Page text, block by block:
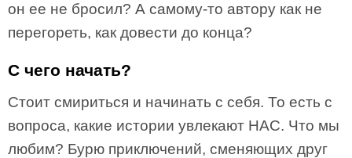
он ее не бросил? А самому-то автору как не
перегореть, как довести до конца?
С чего начать?
Стоит смириться и начинать с себя. То есть с
вопроса, какие истории увлекают НАС. Что мы
любим? Бурю приключений, сменяющих друг